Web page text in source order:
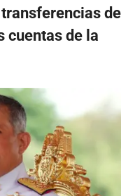
de
cuentas de la